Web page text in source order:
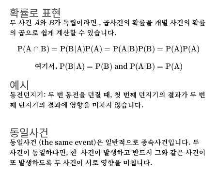
확률로 표현
두 사건 A
A와 B
B가 독립이라면 , 곱사건의 확률을 개별 사건의 확률
의 곱으로 쉽게 계산할 수 있습니다.
P(A ∩ B) = P(B|A)P(A) = P(A|B)P(B) = P(A)P(A)
P (A∩ =P(B |A)P(A P(A| B)P(B)= A)P(A)
여기서, P(B A) = P(B)
P(B| A)=P (B) and P(A| B) = P(A)
P(A |B)=P (A)
예시
동전던지기: 두 번 동전을 던질 때, 첫 번째 던지기의 결과가 두 번
째 던지기의 결과에 영향을 미치지 않습니다.
동일사건
동일사건 (the same event)은 일반적으로 종속사건입니다. 두
사건이 동일하다면, 한 사건이 발생하고 반드시 그와 같은 사건이
또 발생하도록 두 사건이 서로 영향을 미칩니다.